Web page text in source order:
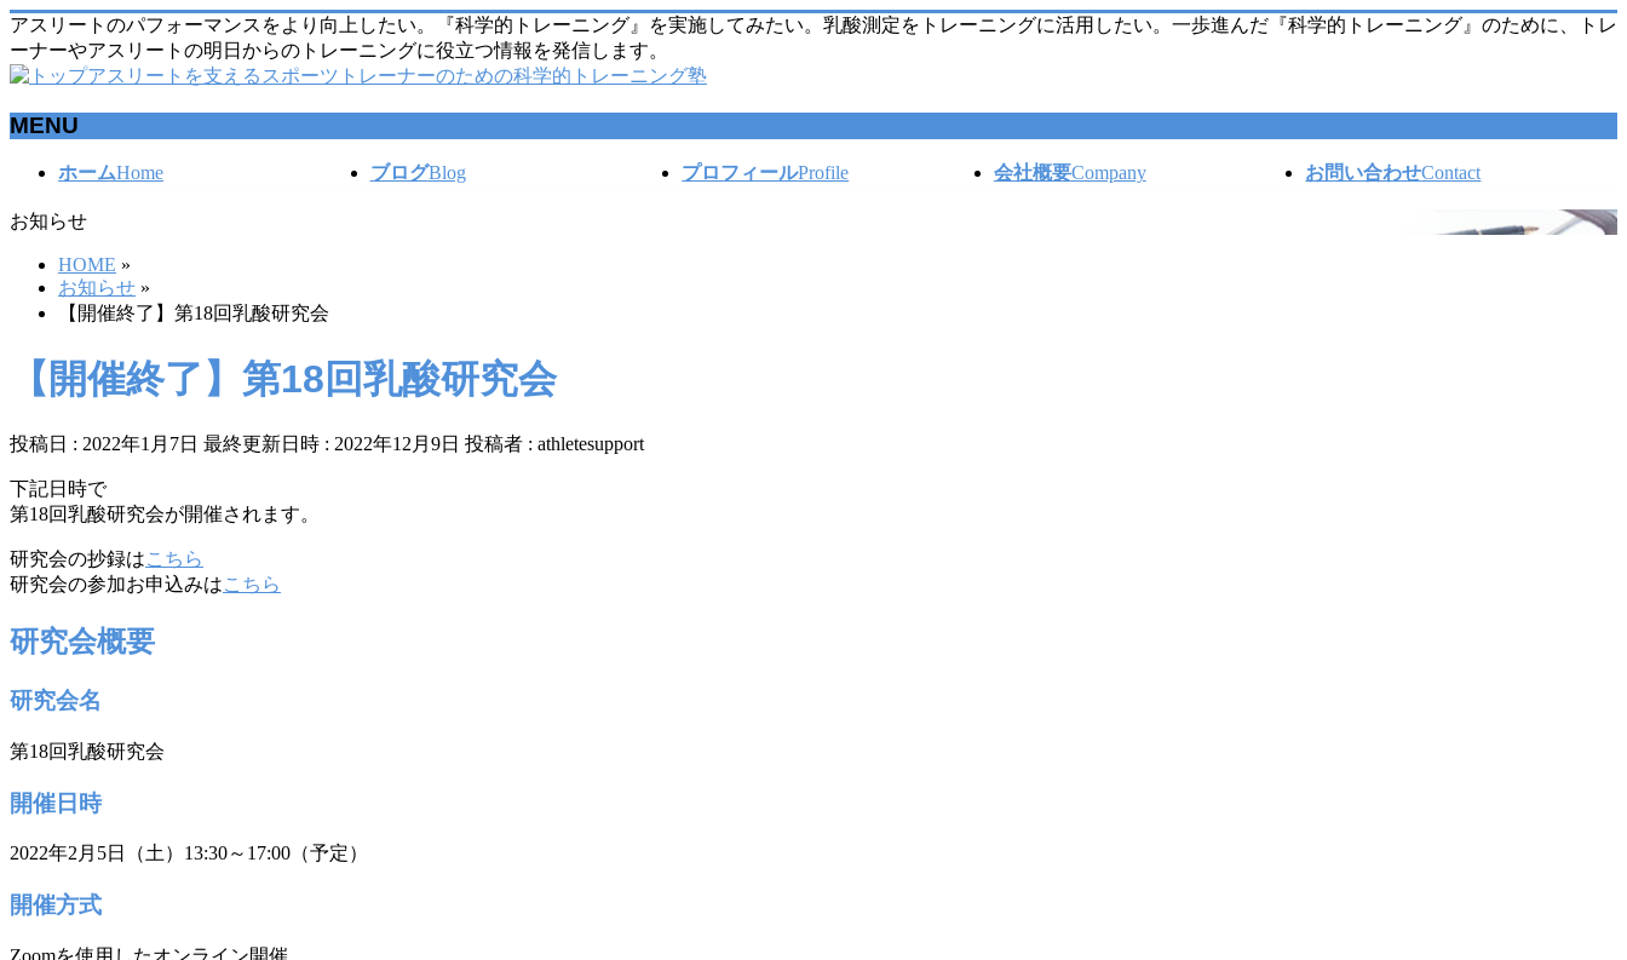
アスリートのパフォーマンスをより向上したい。『科学的トレーニング』を実施してみたい。乳酸測定をトレーニングに活用したい。一歩進んだ『科学的トレーニング』のために、トレ
ーナーやアスリートの明日からのトレーニングに役立つ情報を発信します。
MENU
ュ
ホームHome ブログBlog プロフィールProfile 会社概要Company お問い合わせContact
お知らせ
HOME »
お知らせ »
【開催終了】第18回乳酸研究会
【開催終了】第18回乳酸研究会
投稿日 : 2022年1月7日 最終更新日時 : 2022年12月9日 投稿者 : athletesupport
下記日時で
第18回乳酸研究会が開催されます。
研究会の抄録はこちら
研究会の参加お申込みはこちら
研究会概要
研究会名
第18回乳酸研究会
開催日時
2022年2月5日（土）13:30～17:00（予定）
開催方式
Zoomを使用したオンライン開催